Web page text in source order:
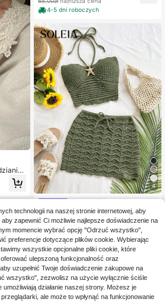
w
4-5 dni roboczych
4
Magazyn UE Soleia Seksowny kompl
et wakacyjny z odkrytymi plecami i
mini spódniczką, 2 sztuki, odpowie
dni na festiwale muzyczne, styl boh
o, randki na święta, popołudniową h
erbatę
31
-66%
96,00złnajniższa cena
4-5 dni roboczych
technologii na naszej stronie internetowej, aby
zapewnić Ci możliwie najlepsze doświadczenie na
momencie wybrać opcję "Odrzuć wszystko",
preferencje dotyczące plików cookie. Wybierając
wszystkie opcjonalne pliki cookie, które
ulepszoną funkcjonalność oraz
uzupełnić Twoje doświadczenie zakupowe na
wszystko", zezwolisz na użycie wyłącznie ściśle
działanie naszej strony. Możesz je
ale może to wpłynąć na funkcjonowanie